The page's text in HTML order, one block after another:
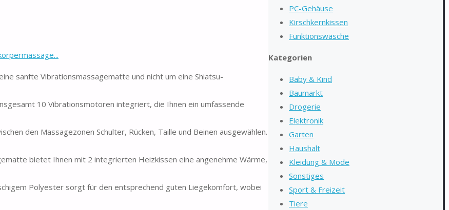
sanfte Vibrationsmassagematte und nicht um eine Shiatsu-
10 Vibrationsmotoren integriert, die Ihnen ein umfassende
den Massagezonen Schulter, Rücken, Taille und Beinen ausgewählen.
bietet Ihnen mit 2 integrierten Heizkissen eine angenehme Wärme,
Polyester sorgt für den entsprechend guten Liegekomfort, wobei
PC-Gehäuse
Kirschkernkissen
Funktionswäsche
Kategorien
Baby & Kind
Baumarkt
Drogerie
Elektronik
Garten
Haushalt
Kleidung & Mode
Sonstiges
Sport & Freizeit
Tiere